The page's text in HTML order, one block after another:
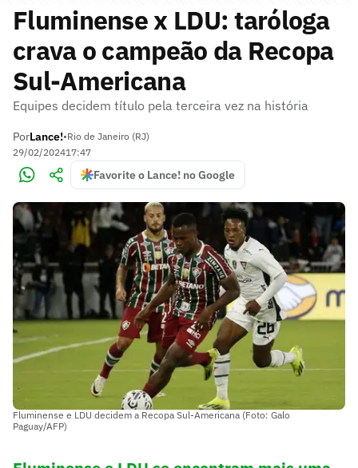
Fluminense x LDU: taróloga
crava o campeão da Recopa
Sul-Americana
Equipes decidem título pela terceira vez na história
PorLance!•Rio de Janeiro (RJ)
29/02/202417:47
Favorite o Lance! no Google
Fluminense e LDU decidem a Recopa Sul-Americana (Foto: Galo
Paguay/AFP)